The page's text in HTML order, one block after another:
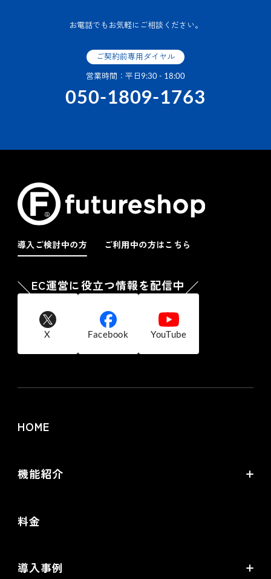
お電話でもお気軽にご相談ください。
ご契約前専用ダイヤル
営業時間：平日9:30 - 18:00
050-1809-1763
導入ご検討中の方 ご利用中の方はこちら
EC運営に役立つ情報を配信中
X Facebook YouTube
HOME
機能紹介
オムニチャネル・OMO
料金
導入事例